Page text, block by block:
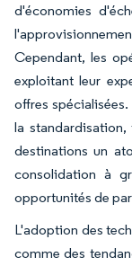
d'économies
Cependant, les
exploitant leur
offres
la
destinations un
consolidation à
opportunités de
L'adoption des
comme des